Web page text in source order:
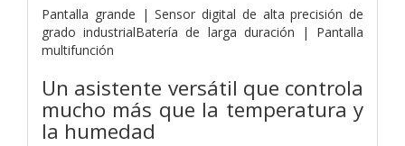
Pantalla grande | Sensor digital de alta precisión de
grado industrialBatería de larga duración | Pantalla
multifunción
Un asistente versátil que controla
mucho más que la temperatura y
la humedad